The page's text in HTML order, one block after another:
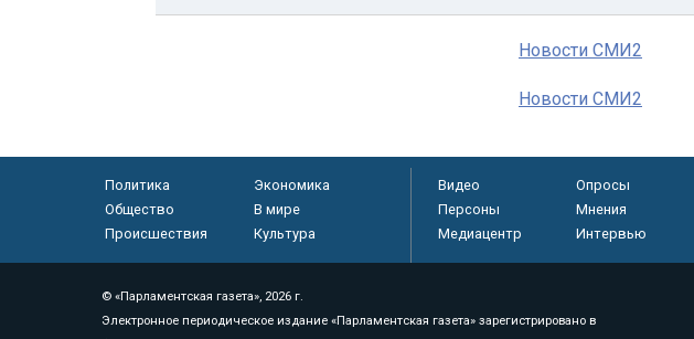
Новости СМИ2
Новости СМИ2
Политика
Экономика
Общество
В мире
Происшествия
Культура
Видео Опросы
Персоны
Мнения
Медиацентр
Интервью
© «Парламентская газета», 2026 г.
Электронное периодическое издание «Парламентская газета» зарегистрировано в